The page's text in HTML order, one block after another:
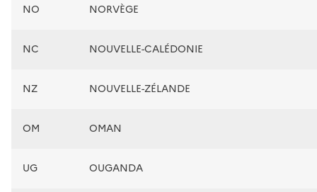
NO NORVÈGE
NC NOUVELLE-CALÉDONIE
NZ NOUVELLE-ZÉLANDE
OM OMAN
UG OUGANDA